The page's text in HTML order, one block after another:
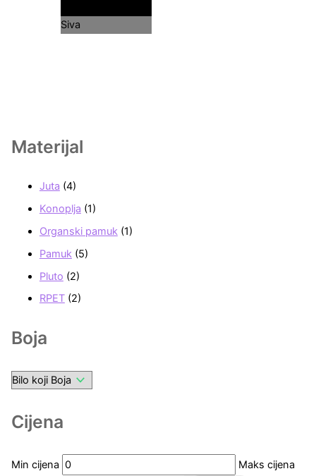
Materijal
Juta (4)
Konoplja (1)
Organski pamuk (1)
Pamuk (5)
Pluto (2)
RPET (2)
Boja
Cijena
Min cijena
Maks cijena
Siva